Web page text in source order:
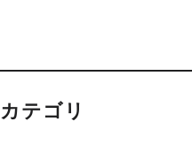
カテゴリ